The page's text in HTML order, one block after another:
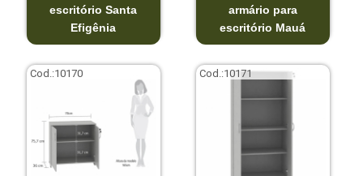
escritório Santa
Efigênia
armário para
escritório Mauá
Cod.:10170 Cod.:10171